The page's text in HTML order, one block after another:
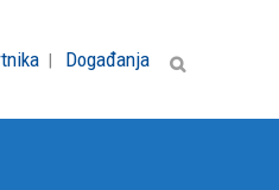
Događanja